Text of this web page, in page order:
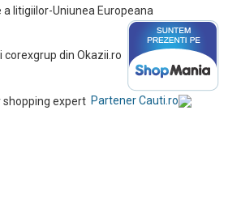
Partener Cauti.ro